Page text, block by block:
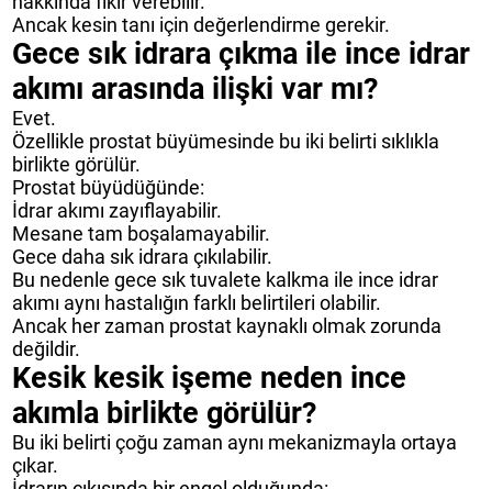
Ancak kesin tanı için değerlendirme gerekir.
Gece sık idrara çıkma ile ince idrar
akımı arasında ilişki var mı?
Evet.
Özellikle prostat büyümesinde bu iki belirti sıklıkla
birlikte görülür.
Prostat büyüdüğünde:
İdrar akımı zayıflayabilir.
Mesane tam boşalamayabilir.
Gece daha sık idrara çıkılabilir.
Bu nedenle gece sık tuvalete kalkma ile ince idrar
akımı aynı hastalığın farklı belirtileri olabilir.
Ancak her zaman prostat kaynaklı olmak zorunda
değildir.
Kesik kesik işeme neden ince
akımla birlikte görülür?
Bu iki belirti çoğu zaman aynı mekanizmayla ortaya
çıkar.